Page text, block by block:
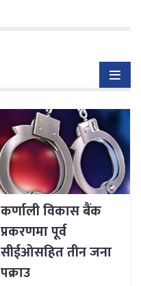
कर्णाली विकास बैंक
प्रकरणमा पूर्व
सीईओसहित तीन जना
पक्राउ